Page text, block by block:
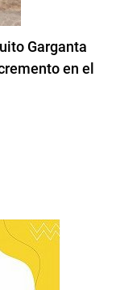
Garganta
en el